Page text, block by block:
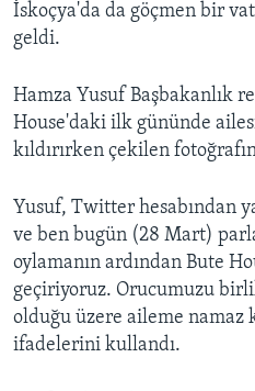
İskoçya'da da göçmen bir
geldi.
Hamza Yusuf Başbakanlık
House'daki ilk gününde
kıldırırken çekilen
Yusuf, Twitter hesabından
ve ben bugün (28 Mart)
oylamanın ardından Bute
geçiriyoruz. Orucumuzu
olduğu üzere aileme namaz
ifadelerini kullandı.